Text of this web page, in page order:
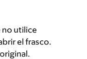
no utilice
el frasco.